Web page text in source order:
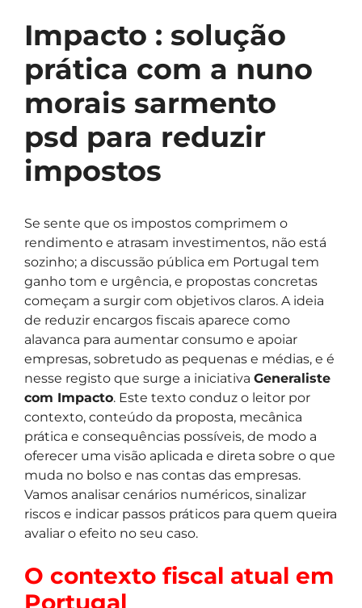
Impacto : solução
prática com a nuno
morais sarmento
psd para reduzir
impostos
Se sente que os impostos comprimem o
rendimento e atrasam investimentos, não está
sozinho; a discussão pública em Portugal tem
ganho tom e urgência, e propostas concretas
começam a surgir com objetivos claros. A ideia
de reduzir encargos fiscais aparece como
alavanca para aumentar consumo e apoiar
empresas, sobretudo as pequenas e médias, e é
nesse registo que surge a iniciativa Generaliste
com Impacto. Este texto conduz o leitor por
contexto, conteúdo da proposta, mecânica
prática e consequências possíveis, de modo a
oferecer uma visão aplicada e direta sobre o que
muda no bolso e nas contas das empresas.
Vamos analisar cenários numéricos, sinalizar
riscos e indicar passos práticos para quem queira
avaliar o efeito no seu caso.
O contexto fiscal atual em
Portugal